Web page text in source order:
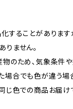
することがあります
ません。
物のため、気象条件
場合でも色が違う場
じ色での商品お届